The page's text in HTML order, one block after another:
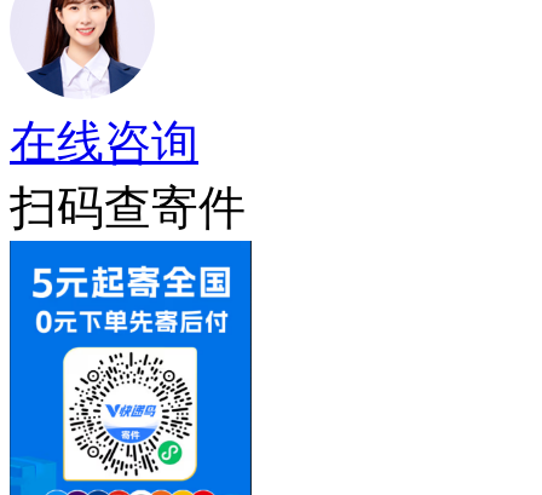
在线咨询
扫码查寄件